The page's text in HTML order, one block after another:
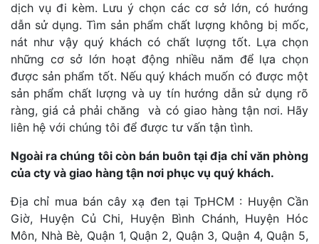
dịch vụ đi kèm. Lưu ý chọn các cơ sở lớn, có hướng
dẫn sử dụng. Tìm sản phẩm chất lượng không bị mốc,
nát như vậy quý khách có chất lượng tốt. Lựa chọn
những cơ sở lớn hoạt động nhiều năm để lựa chọn
được sản phẩm tốt. Nếu quý khách muốn có được một
sản phẩm chất lượng và uy tín hướng dẫn sử dụng rõ
ràng, giá cả phải chăng và có giao hàng tận nơi. Hãy
liên hệ với chúng tôi để được tư vấn tận tình.
Ngoài ra chúng tôi còn bán buôn tại địa chỉ văn phòng
của cty và giao hàng tận nơi phục vụ quý khách.
Địa chỉ mua bán cây xạ đen tại TpHCM : Huyện Cần
Giờ, Huyện Củ Chi, Huyện Bình Chánh, Huyện Hóc
Môn, Nhà Bè, Quận 1, Quận 2, Quận 3, Quận 4, Quận 5,